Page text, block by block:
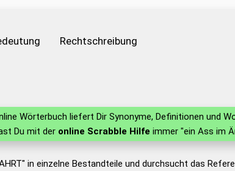
Rechtschreibung
Wörterbuch liefert Dir Synonyme, Definitionen und
Du mit der online Scrabble Hilfe immer "ein Ass im
in einzelne Bestandteile und durchsucht das